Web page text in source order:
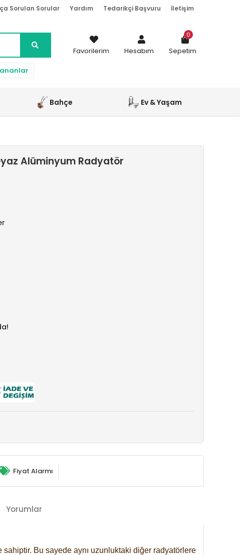
Sorulan Sorular Yardım Tedarikçi Başvuru İletişim
Favorilerim Hesabım Sepetim
0
Bahçe Ev & Yaşam
Alüminyum Radyatör
Fiyat Alarmı
Yorumlar
Bu sayede aynı uzunluktaki diğer radyatörlere